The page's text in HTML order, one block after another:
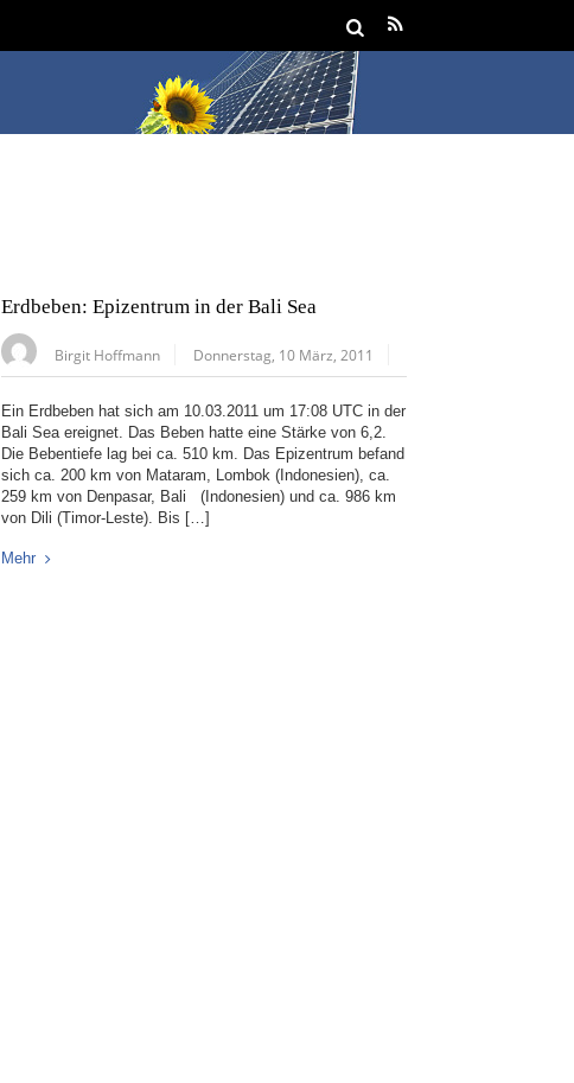
Erdbeben: Epizentrum in der Bali Sea
Birgit Hoffmann Donnerstag, 10 März, 2011
Ein Erdbeben hat sich am 10.03.2011 um 17:08 UTC in der
Bali Sea ereignet. Das Beben hatte eine Stärke von 6,2.
Die Bebentiefe lag bei ca. 510 km. Das Epizentrum befand
sich ca. 200 km von Mataram, Lombok (Indonesien), ca.
259 km von Denpasar, Bali (Indonesien) und ca. 986 km
von Dili (Timor-Leste). Bis […]
Mehr